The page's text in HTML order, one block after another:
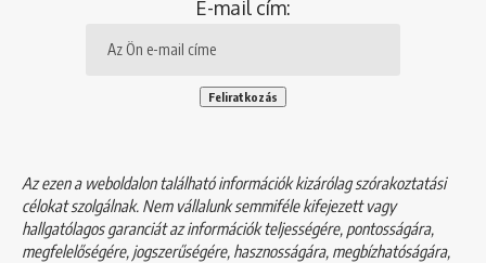
E-mail cím:
Az ezen a weboldalon található információk kizárólag szórakoztatási
célokat szolgálnak. Nem vállalunk semmiféle kifejezett vagy
hallgatólagos garanciát az információk teljességére, pontosságára,
megfelelőségére, jogszerűségére, hasznosságára, megbízhatóságára,